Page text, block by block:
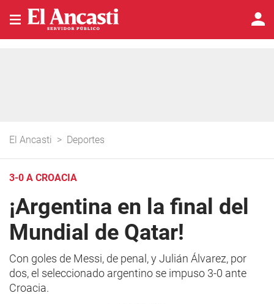
El Ancasti > Deportes
3-0 A CROACIA
¡Argentina en la final del
Mundial de Qatar!
Con goles de Messi, de penal, y Julián Álvarez, por
dos, el seleccionado argentino se impuso 3-0 ante
Croacia.